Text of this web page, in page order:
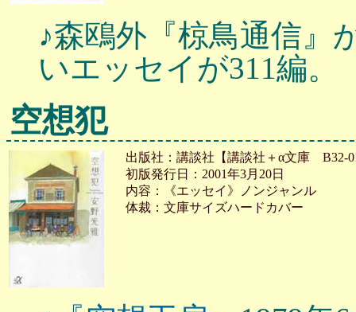
♪森鴎外『椋鳥通信』
いエッセイが311編。
空想犯
出版社：講談社【講談社＋α文庫 B32-
初版発行日：2001年3月20日
内容：《エッセイ》ノンジャンル
体裁：文庫サイズハードカバー